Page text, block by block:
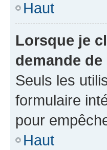
Haut
Lorsque je
demande
Seuls les
formulaire
pour
Haut